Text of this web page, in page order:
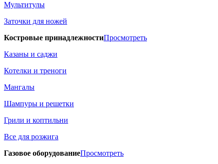
Мультитулы
Заточки для ножей
Костровые принадлежностиПросмотреть
Казаны и саджи
Котелки и треноги
Мангалы
Шампуры и решетки
Грили и коптильни
Все для розжига
Газовое оборудованиеПросмотреть